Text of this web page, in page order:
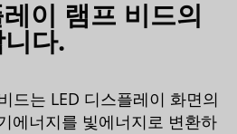
이 램프 비드의
다.
드는 LED 디스플레이 화면의
에너지를 빛에너지로 변환하